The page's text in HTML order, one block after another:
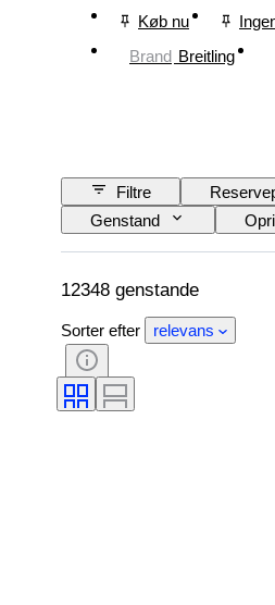
Køb nu
Brand Breitling
Filtre
Genstand
Sprog
Farve
12348 genstande
Sorter efter relevans